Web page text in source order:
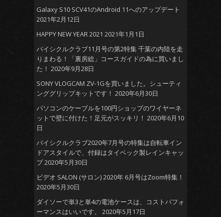
Galaxy S10 SCV41のAndroid 11へのアップデート
2021年2月12日
HAPPY NEW YEAR 2021 2021年1月1日
バイシクルクラブ11月号の第2特集 千葉の内陸を走
りまわる！「裏房総」コースガイドの為に買いまし
た！ 2020年9月28日
SONY VLOGCAM ZV-1Gを買いました。シューティ
ンググリップキットです！ 2020年6月30日
パソコンのケーブルを100円ショップのワイヤーネ
ットで壁に付けた！足元がスッキリ！ 2020年6月10
日
バイシクルクラブ2020年7月号の特集は自転車イン
ドアスタイルで、付録はタイベック製レインキャッ
プ2020年5月30日
ビデオ SALON (サロン) 2020年 6月号はZoom特集！
2020年5月30日
ダイソーで単3と単4の電池ケースは、コストパフォ
ーマンスはいいです。
2020年5月17日